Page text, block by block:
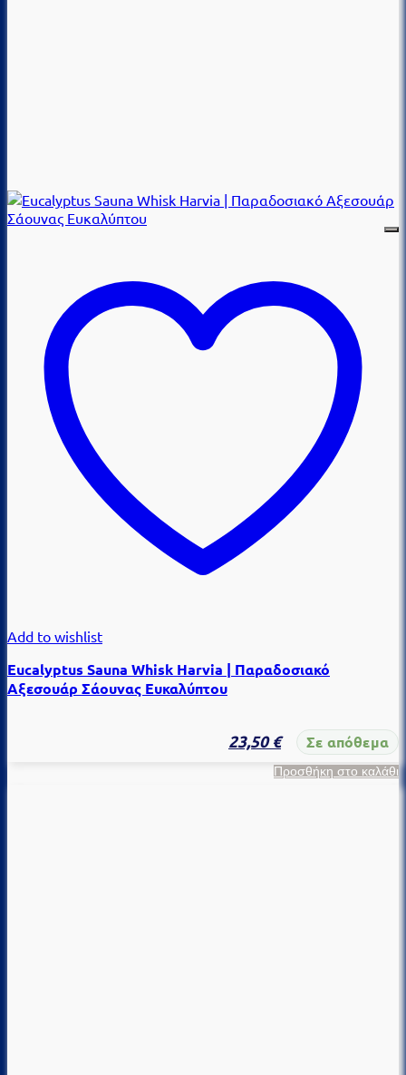
Add to wishlist
Eucalyptus Sauna Whisk Harvia | Παραδοσιακό
Αξεσουάρ Σάουνας Ευκαλύπτου
23,50€ Σε απόθεμα
Προσθήκη στο καλάθι